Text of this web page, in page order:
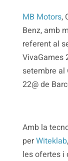
MB Motors,
Benz, amb
referent al
VivaGames
setembre al
22@ de
Amb la
perWiteklab
les ofertes i